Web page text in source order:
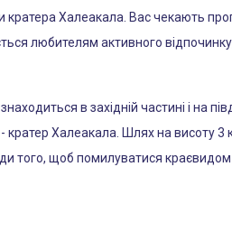
Халеакала. Вас чекають
любителям активного
в західній частині і на
кратер Халеакала. Шлях на висоту 3
того, щоб помилуватися